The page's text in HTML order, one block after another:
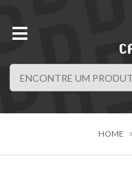
HOME